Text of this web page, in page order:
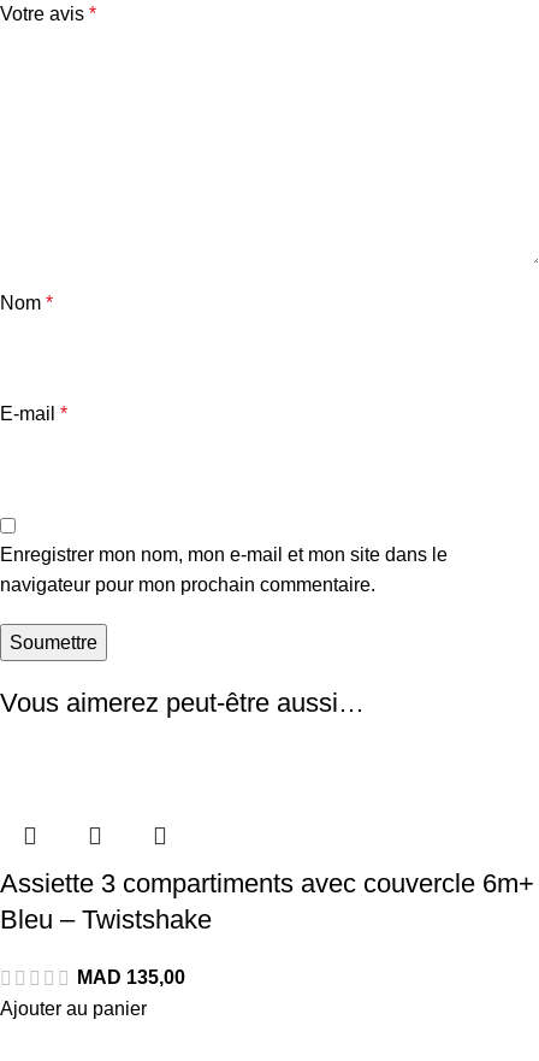
Votre avis *
Nom *
E-mail *
Enregistrer mon nom, mon e-mail et mon site dans le
navigateur pour mon prochain commentaire.
Vous aimerez peut-être aussi…
Assiette 3 compartiments avec couvercle 6m+
Bleu – Twistshake
Ajouter au panier